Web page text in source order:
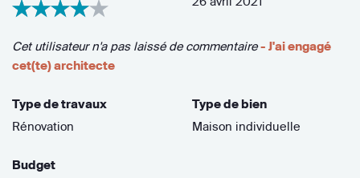
Cet utilisateur n'a pas laissé de commentaire - J'ai engagé
cet(te) architecte
Type de travaux
Rénovation
Type de bien
Maison individuelle
Budget